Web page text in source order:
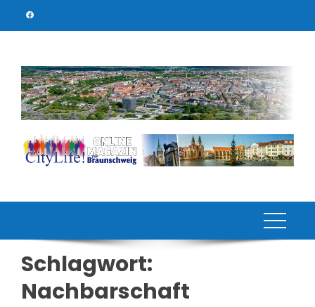
Schlagwort:
Nachbarschaft